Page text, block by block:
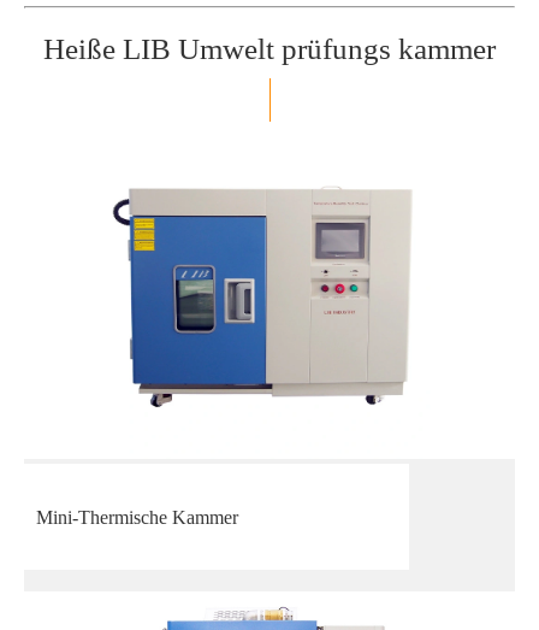
Heiße LIB Umwelt prüfungs kammer
Mini-Thermische Kammer